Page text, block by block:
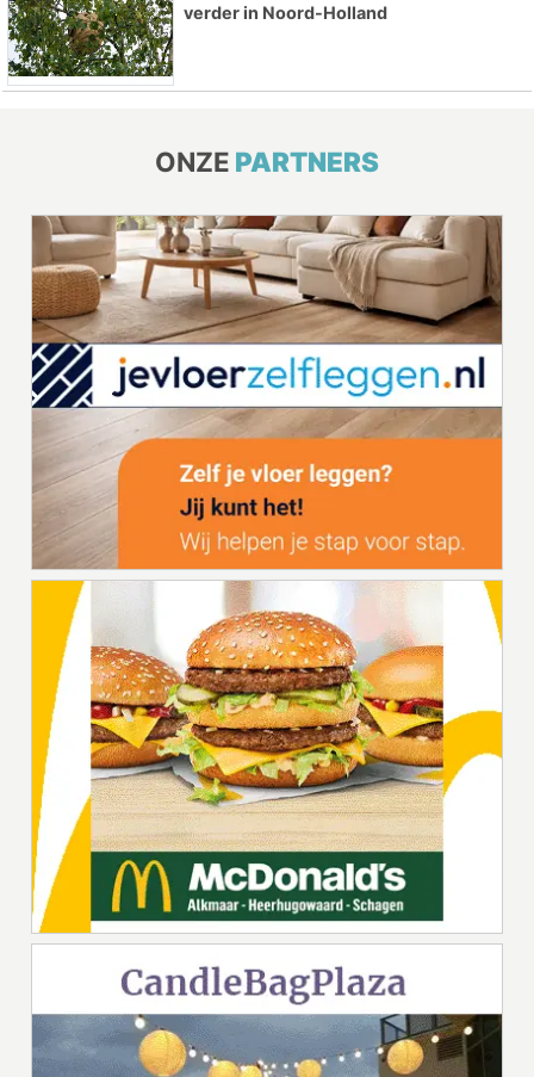
verder in Noord-Holland
ONZE PARTNERS